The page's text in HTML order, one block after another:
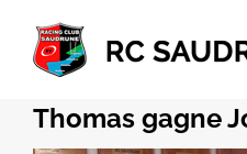
Passer
contenu
Thomas gagne